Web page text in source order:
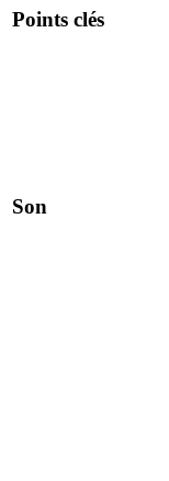
Points clés
Son